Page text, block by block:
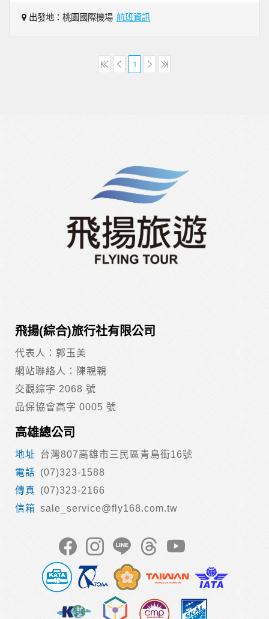
出發地：桃園國際機場 航班資訊
1
飛揚(綜合)旅行社有限公司
代表人：郭玉美
網站聯絡人：陳親親
交觀綜字 2068 號
品保協會高字 0005 號
高雄總公司
台灣807高雄市三民區青島街16號
(07)323-1588
(07)323-2166
sale_service@fly168.com.tw